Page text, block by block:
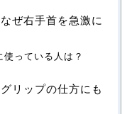
ぜ右手首を急激に
っている人は？
リップの仕方にも